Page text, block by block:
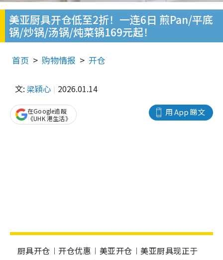
美亚厨具开仓低至2折！一连6日 煎Pan/平底
锅/炒锅/汤锅/炖菜锅169元起！
首页 购物情报 开仓
文: 梁穎心 2026.01.14
用 App 睇文
在Google追蹤
《UHK 港生活》
厨具开仓︱开仓优惠︱美亚开仓︱美亚厨具现正于